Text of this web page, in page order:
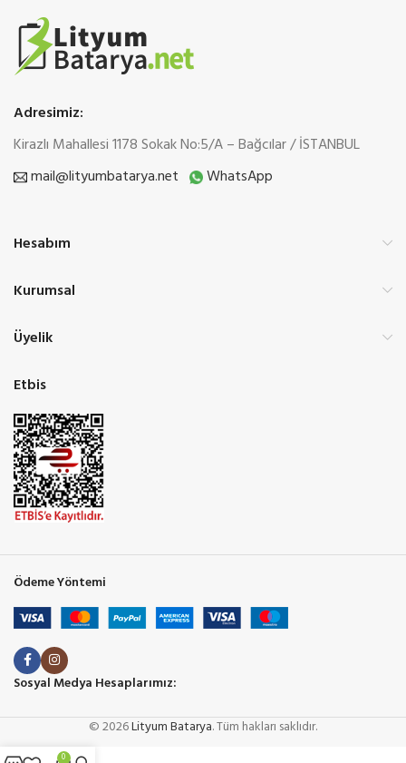
Adresimiz:
Kirazlı Mahallesi 1178 Sokak No:5/A – Bağcılar / İSTANBUL
mail@lityumbatarya.net
WhatsApp
Hesabım
Kurumsal
Üyelik
Etbis
Ödeme Yöntemi
Sosyal Medya Hesaplarımız:
© 2026Lityum Batarya. Tüm hakları saklıdır.
0